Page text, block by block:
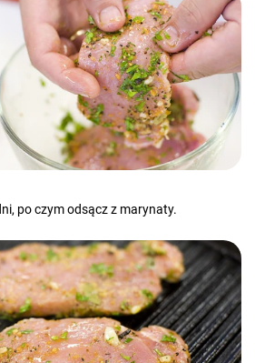
po czym odsącz z marynaty.